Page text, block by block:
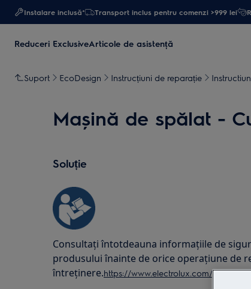
Instalare inclusă* Transport inclus pentru comenzi >999 lei
Reduceri ExclusiveArticole de asistență
Suport EcoDesign Instrucțiuni de reparație
Mașină de spălat -
Soluție
Consultați întotdeauna informațiile de
produsului înainte de orice operațiune de
întreținere.https://www.electrolux.com/support/